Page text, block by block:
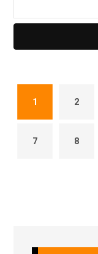
1 2
7 8